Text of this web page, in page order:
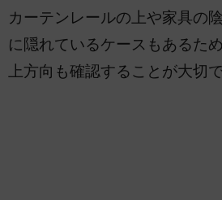
カーテンレールの上や家具の
に隠れているケースもあるた
上方向も確認することが大切で